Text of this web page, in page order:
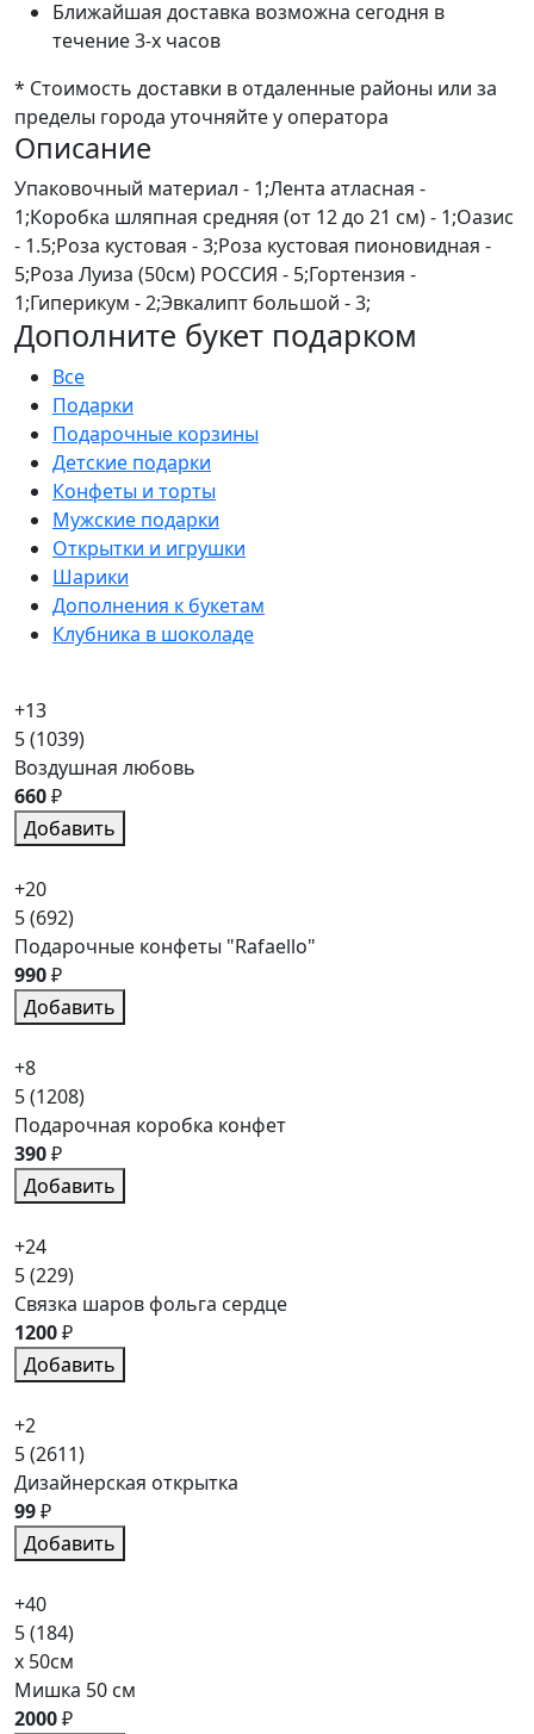
Ближайшая доставка возможна сегодня в
течение 3-х часов
* Стоимость доставки в отдаленные районы или за
пределы города уточняйте у оператора
Описание
Упаковочный материал - 1;Лента атласная -
1;Коробка шляпная средняя (от 12 до 21 см) - 1;Оазис
- 1.5;Роза кустовая - 3;Роза кустовая пионовидная -
5;Роза Луиза (50см) РОССИЯ - 5;Гортензия -
1;Гиперикум - 2;Эвкалипт большой - 3;
Дополните букет подарком
Все
Подарки
Подарочные корзины
Детские подарки
Конфеты и торты
Мужские подарки
Открытки и игрушки
Шарики
Дополнения к букетам
Клубника в шоколаде
+13
5(1039)
Воздушная любовь
660₽
Добавить
+20
5(692)
Подарочные конфеты "Rafaello"
990₽
Добавить
+8
5(1208)
Подарочная коробка конфет
390₽
Добавить
+24
5(229)
Связка шаров фольга сердце
1200₽
Добавить
+2
5(2611)
Дизайнерская открытка
99₽
Добавить
+40
5(184)
x 50см
Мишка 50 см
2000₽